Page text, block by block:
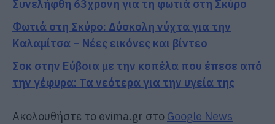
Συνελήφθη 63χρονη για τη φωτιά στη Σκύρο
Φωτιά στη Σκύρο: Δύσκολη νύχτα για την
Καλαμίτσα – Νέες εικόνες και βίντεο
Σοκ στην Εύβοια με την κοπέλα που έπεσε από
την γέφυρα: Τα νεότερα για την υγεία της
Ακολουθήστε το evima.gr στο Google News